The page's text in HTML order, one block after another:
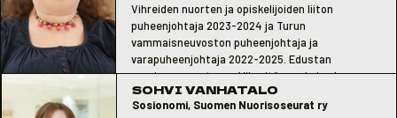
Vihreiden nuorten ja opiskelijoiden liiton
puheenjohtaja 2023-2024 ja Turun
vammaisneuvoston puheenjohtaja ja
varapuheenjohtaja 2022-2025. Edustan
nuorisoneuvostossa Vihreitä nuoria ja olen
mukana, koska haluan omalta osaltani
varmistaa, että jokaisen nuoren ääni kuuluu.
SOHVI VANHATALO
Sosionomi, Suomen Nuorisoseurat ry